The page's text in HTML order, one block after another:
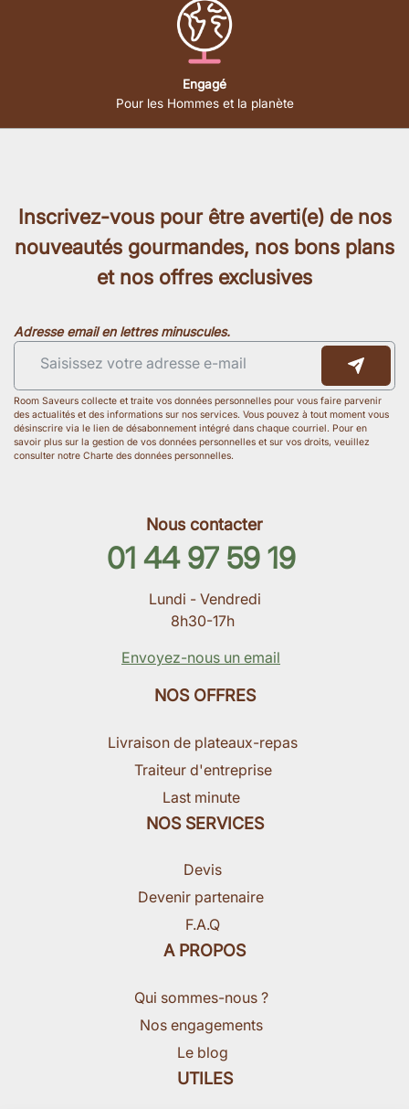
Engagé
Pour les Hommes et la planète
Inscrivez-vous pour être averti(e) de nos
nouveautés gourmandes, nos bons plans
et nos offres exclusives
Adresse email en lettres minuscules.
Room Saveurs collecte et traite vos données personnelles pour vous faire parvenir
des actualités et des informations sur nos services. Vous pouvez à tout moment vous
désinscrire via le lien de désabonnement intégré dans chaque courriel. Pour en
savoir plus sur la gestion de vos données personnelles et sur vos droits, veuillez
consulter notre Charte des données personnelles.
Nous contacter
01 44 97 59 19
Lundi - Vendredi
8h30-17h
Envoyez-nous un email
NOS OFFRES
Livraison de plateaux-repas
Traiteur d'entreprise
Last minute
NOS SERVICES
Devis
Devenir partenaire
F.A.Q
A PROPOS
Qui sommes-nous ?
Nos engagements
Le blog
UTILES